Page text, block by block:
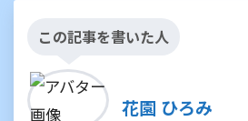
この記事を書いた人
花園 ひろみ